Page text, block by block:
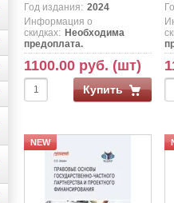
Год издания: 2024
Информация о
скидках: Необходима
предоплата.
1100.00 руб. (шт)
Купить
NEW